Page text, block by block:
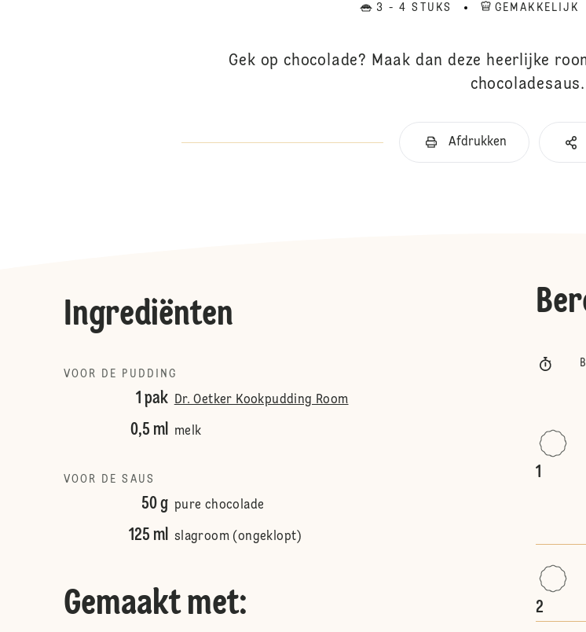
3 - 4 STUKS GEMAKKELIJK
Gek op chocolade? Maak dan deze heerlijke
chocoladesaus.
Afdrukken
Ingrediënten
VOOR DE PUDDING
1 pak Dr. Oetker Kookpudding Room
0,5 ml melk
VOOR DE SAUS
50 g pure chocolade
125 ml slagroom (ongeklopt)
Gemaakt met:
1
2